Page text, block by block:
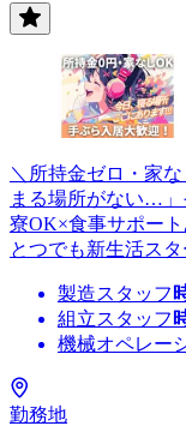
＼所持金ゼロ・家
まる場所がない…」
寮OK×食事サポー
とつでも新生活ス
製造スタッフ
組立スタッフ
機械オペレー
勤務地